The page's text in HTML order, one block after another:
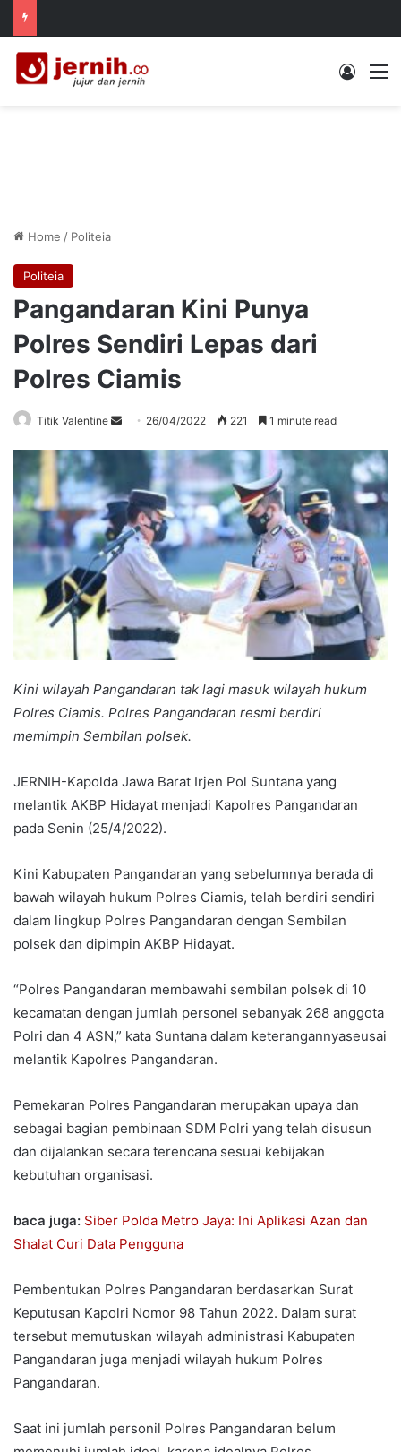
Log In
Home / Politeia
Politeia
Pangandaran Kini Punya
Polres Sendiri Lepas dari
Polres Ciamis
Titik Valentine
Send 26/04/2022 221 1 minute read
Kini wilayah Pangandaran tak lagi masuk wilayah hukum
Polres Ciamis. Polres Pangandaran resmi berdiri
memimpin Sembilan polsek.
JERNIH-Kapolda Jawa Barat Irjen Pol Suntana yang
melantik AKBP Hidayat menjadi Kapolres Pangandaran
pada Senin (25/4/2022).
Kini Kabupaten Pangandaran yang sebelumnya berada di
bawah wilayah hukum Polres Ciamis, telah berdiri sendiri
dalam lingkup Polres Pangandaran dengan Sembilan
polsek dan dipimpin AKBP Hidayat.
“Polres Pangandaran membawahi sembilan polsek di 10
kecamatan dengan jumlah personel sebanyak 268 anggota
Polri dan 4 ASN,” kata Suntana dalam keterangannyaseusai
melantik Kapolres Pangandaran.
Pemekaran Polres Pangandaran merupakan upaya dan
sebagai bagian pembinaan SDM Polri yang telah disusun
dan dijalankan secara terencana sesuai kebijakan
kebutuhan organisasi.
baca juga: Siber Polda Metro Jaya: Ini Aplikasi Azan dan
Shalat Curi Data Pengguna
Pembentukan Polres Pangandaran berdasarkan Surat
Keputusan Kapolri Nomor 98 Tahun 2022. Dalam surat
tersebut memutuskan wilayah administrasi Kabupaten
Pangandaran juga menjadi wilayah hukum Polres
Pangandaran.
Saat ini jumlah personil Polres Pangandaran belum